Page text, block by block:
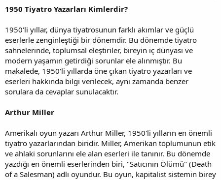
ş
t
a
n
ç
r
i
h
i
1950 Tiyatro Yazarları Kimlerdir?
1950'li yıllar, dünya tiyatrosunun farklı akımlar ve güçlü
eserlerle zenginleştiği bir dönemdir. Bu dönemde tiyatro
sahnelerinde, toplumsal eleştiriler, bireyin iç dünyası ve
modern yaşamın getirdiği sorunlar ele alınmıştır. Bu
makalede, 1950'li yıllarda öne çıkan tiyatro yazarları ve
eserleri hakkında bilgi verilecek, aynı zamanda benzer
sorulara da cevaplar sunulacaktır.
Arthur Miller
Amerikalı oyun yazarı Arthur Miller, 1950'li yılların en önemli
tiyatro yazarlarından biridir. Miller, Amerikan toplumunun etik
ve ahlaki sorunlarını ele alan eserleri ile tanınır. Bu dönemde
yazdığı en önemli eserlerinden biri, "Satıcının Ölümü" (Death
of a Salesman) adlı oyundur. Bu oyun, kapitalist sistemin birey